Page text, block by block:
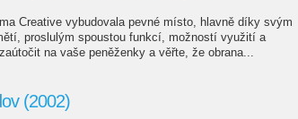
Creative vybudovala pevné místo, hlavně díky svým
proslulým spoustou funkcí, možností využití a
na vaše peněženky a věřte, že obrana...
(2002)